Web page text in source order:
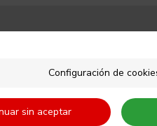
Configuración de
sin aceptar